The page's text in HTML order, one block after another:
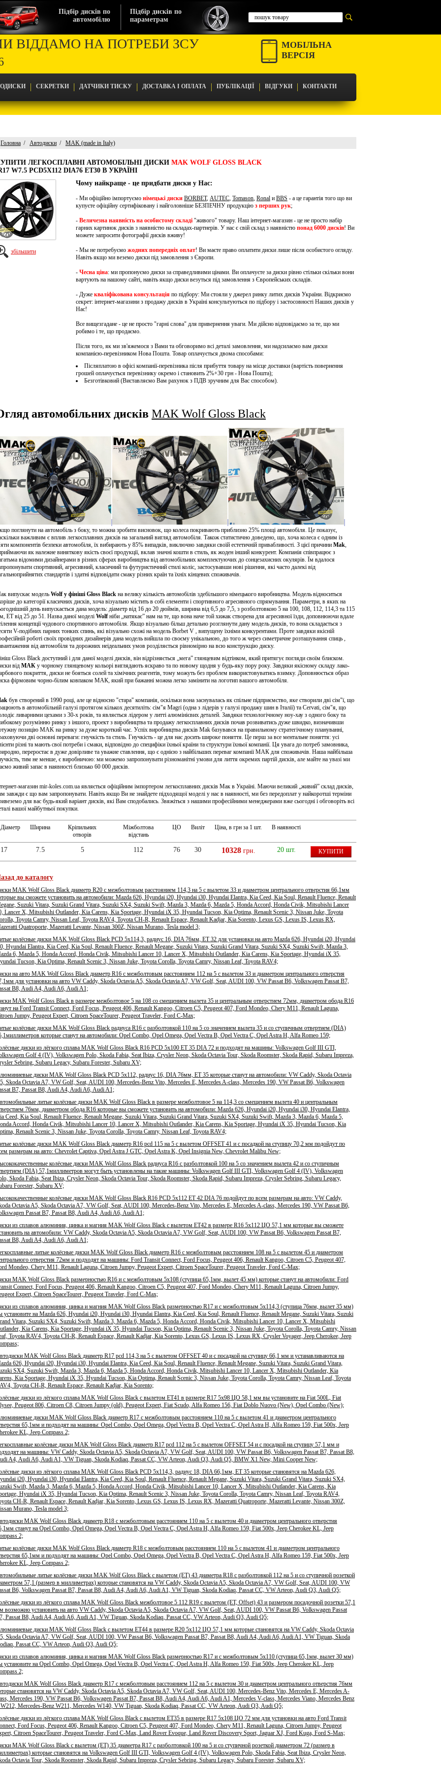
Підбір дисків по
автомобілю
Підбір дисків по
параметрам
МОБІЛЬНА
ВЕРСІЯ
ВІДДАМО НА ПОТРЕБИ ЗСУ
СЕКРЕТКИ ДАТЧИКИ ТИСКУ ДОСТАВКА І ОПЛАТА ПУБЛІКАЦІЇ ВІДГУКИ КОНТАКТИ
Головна Автодиски MAK (made in Italy)
Автодиски
MAK (made in Italy)
MAK Wolf Gloss Black
ЛЕГКОСПЛАВНІ АВТОМОБІЛЬНІ ДИСКИ MAK WOLF GLOSS BLACK
W7.5 PCD5X112 DIA76 ET30 В УКРАЇНІ
збільшити
Чому найкраще - це придбати диски у Нас:
- Ми офіційно імпортуємо німецькі диски BORBET, AUTEC, Tomason, Ronal и BBS - а це гарантія того що ви
купуєте офіційну сертифіковану і найголовніше БЕЗПЕЧНУ продукцію з перших рук;
- Величезна наявність на особистому складі "живого" товару. Наш інтернет-магазин - це не просто набір
гарних картинок дисків з наявністю на складах-партнерів. У нас є свій склад з наявністю понад 6000 дисків! Ви
можете запросити фотографії дисків вживу!
- Мы не потребуємо жодних попередніх оплат! Ви маєте право оплатити диски лише після особистого огляду.
Навіть якщо ми веземо диски під замовлення з Європи.
- Чесна ціна: ми пропонуємо диски за справедливими цінами. Ви оплачуєте за диски рівно стільки скільки вони
вартують на нашому сайті, навіть якщо диски везуться під замовлення з Європейських складів.
- Дуже кваліфікована консультація по підбору: Ми стояли у джерел ринку литих дисків України. Відкриємо
секрет: інтернет-магазини з продажу дисків в Україні консультуються по підбору і застосовності Наших дисків у
Нас!
Все вищезгадане - це не просто "гарні слова" для привернення уваги. Ми дійсно відповідаємо за те, що ми
робимо і те, що продаємо.
Після того, як ми зв'яжемося з Вами та обговоримо всі деталі замовлення, ми надсилаємо вам диски
компанією-перевізником Нова Пошта. Товар оплачується двома способами:
Післяплатою в офісі компанії-перевізника після прибуття товару на місце доставки (вартість повернення
грошей оплачується перевізнику окремо і становить 2%+30 грн - Нова Пошта);
Безготівковий (Виставляємо Вам рахунок з ПДВ зручним для Вас способом).
автомобільних дисків MAK Wolf Gloss Black
поглянути на автомобіль з боку, то можна зробити висновок, що колеса покривають приблизно 25% площі автомобіля. Це показує,
важливим є вплив легкосплавних дисків на загальний вигляд автомобіля. Також статистично доведено, що, хоча колеса є одним із
компонентів безпеки автомобіля, їх вибирають у 85% випадків, виключно завдяки своїй естетичній привабливості. З цієї причини Mak,
як належне виняткову якість своєї продукції, вклав значні кошти в стиль, як жоден інший конкурент. Компанія співпрацює з
відомими дизайнерами в різних сферах виробництва від автомобільних комплектуючих до сонцезахисних окулярів. Їм вдалося
спортивний, агресивний, класичний та футуристичний стилі коліс, застосувавши нові рішення, які часто далекі від
стандартів і здатні відповідати смаку різних країн та їхніх кінцевих споживачів.
випускає модель Wolf у фініші Gloss Black на велику кількість автомобілів здебільшого німецького виробництва. Модель відноситься
до категорії класичних дисків, хоча візуально містить в собі елементи і спортивного агресивного спрямування. Параметри, в яких на
день випускається дана модель: діаметр від 16 до 20 дюймів, ширина від 6,5 до 7,5, з розболтовкою 5 на 100, 108, 112, 114,3 та 115
ЕТ від 25 до 51. Назва даної моделі Wolfніби „натякає” нам на те, що вона наче той хижак створена для агресивної їзди, доповнюючи вдале
концепції чудового спортивного автомобіля. Якщо візуально більш детально розглянути дану модель дисків, то вона складається з
V-подібних парних тонких спинь, які візуально схожі на модель Borbet V , випущену їхніми конкурентами. Проте завдяки якісній
роботі своїх провідних дизайнерів дана модель вийшла по своєму унікальною, до того ж через симетричне розташування спиць ,
від автомобіля та дорожних неідеальних умов розділяється рівномірно на всю конструкцію диску.
Gloss Black доступний і для даної моделі дисків, він відрізняється „мега” глянцевим відтінком, який притягує погляди своїм блиском.
від МАК у чорному глянцевому кольорі виглядають яскраво та по новому щодня у будь-яку пору року. Завдяки якісному складу лако-
покриття, диски не бояться солей та хімічних реагентів, тому можуть без проблем використовуватись взимку. Доповнюється образ
фірмовим чорно-білим ковпаком МАК, який при бажанні можна легко замінити на логотип вашого автомобіля.
був створений в 1990 році, але це відносно "стара" компанія, оскільки вона заснувалась як спільне підприємство, яке створили дві сім"ї, що
в автомобільній галузі протягом кількох десятиліть: сім"я Magri (одна з лідерів у галузі продажу шин в Італії) та Cervati, сім"я, що
ливарними цехами з 30-х років, та являється лідером у литті алюмінієвих деталей. Завдяки технологічному ноу-хау з одного боку та
розумінню ринку з іншого, проект з виробництва та продажу легкосплавних дисків почав розвиватись дуже швидко, визначивши
позицію MAK на ринку за дуже короткий час. Успіх виробництва дисків Mak базувався на правильному стратегічному плануванні,
дві основні переваги: гнучкість та стиль. Гнучкість - це для нас досить широке поняття. Це перш за все ментальне поняття: усі
різні та мають свої потреби і смаки, відповідно до специфіки їхньої країни та структури їхньої компанії. Ця увага до потреб замовника,
переростає в дуже довірливе та уважне ставлення, що є однією з найбільших переваг компанії МАК для споживачів. Наша найбільша
тим не менше, є виробничою: ми можемо запропонувати різноманітні умови для лиття окремих партій дисків, але майте на увазі ми
живий запас в наявності близько 60 000 дисків.
магазин mir-koles.com.ua являється офіційним імпортером легкосплавних дисків Мак в Україні. Маючи великий „живий” склад дисків,
завжди є що вам запропонувати. Навіть якщо Ви не знайдете підходящої моделі у нас в наявності, ми без передоплат у найкоротші терміни
для вас будь-який варіант дисків, які Вам сподобались. Звяжіться з нашими професійними менеджерами вже сьогодні і обговоріть всі
вашої майбутньої покупки.
Діаметр Ширина
Кріпильних
отворів
Міжболтова
відстань
ЦО Виліт Ціна, в грн за 1 шт. В наявності
17 7.5 5 112 76 30 10328грн. 20 шт. КУПИТИ
до каталогу
MAK Wolf Gloss Black диаметр R20 с межболтовым расстоянием 114,3 на 5 с вылетом 33 и диаметром центрального отверстия 66,1мм
вы сможете установить на автомобили: Mazda 626, Hyundai i20, Hyundai i30, Hyundai Elantra, Kia Ceed, Kia Soul, Renault Fluence, Renault
Suzuki Vitara, Suzuki Grand Vitara, Suzuki SX4, Suzuki Swift, Mazda 3, Mazda 6, Mazda 5, Honda Accord, Honda Civik, Mitsubishi Lancer
Lancer X, Mitsubishi Outlander, Kia Carens, Kia Sportage, Hyundai iX 35, Hyundai Tucson, Kia Optima, Renault Scenic 3, Nissan Juke, Toyota
Toyota Camry, Nissan Leaf, Toyota RAV4, Toyota CH-R, Renault Espace, Renault Kadjar, Kia Sorento, Lexus GS, Lexus IS, Lexus RX,
Quatroporte, Mazeratti Levante, Nissan 300Z, Nissan Murano, Tesla model 3;
колёсные диски MAK Wolf Gloss Black PCD 5x114,3, радиус 16, DIA 76мм, ET 32 для установки на авто Mazda 626, Hyundai i20, Hyundai
Hyundai Elantra, Kia Ceed, Kia Soul, Renault Fluence, Renault Megane, Suzuki Vitara, Suzuki Grand Vitara, Suzuki SX4, Suzuki Swift, Mazda 3,
6, Mazda 5, Honda Accord, Honda Civik, Mitsubishi Lancer 10, Lancer X, Mitsubishi Outlander, Kia Carens, Kia Sportage, Hyundai iX 35,
Tucson, Kia Optima, Renault Scenic 3, Nissan Juke, Toyota Corolla, Toyota Camry, Nissan Leaf, Toyota RAV4;
на авто MAK Wolf Gloss Black диаметр R16 с межболтовым расстоянием 112 на 5 с вылетом 33 и диаметром центрального отверстия
для установки на авто VW Caddy, Skoda Octavia A5, Skoda Octavia A7, VW Golf, Seat, AUDI 100, VW Passat B6, Volkswagen Passat B7,
B8, Audi A4, Audi A6, Audi A1;
MAK Wolf Gloss Black в размере межболтовое 5 на 108 со смещением вылета 35 и центральным отверстием 72мм, диаметром обода R16
на Ford Transit Connect, Ford Focus, Peugeot 406, Renault Kangoo, Citroen C5, Peugeot 407, Ford Mondeo, Chery M11, Renault Laguna,
Jumpy, Peugeot Expert, Citroen SpaceTourer, Peugeot Traveler, Ford C-Max;
колёсные диски MAK Wolf Gloss Black радиуса R16 с разболтовкой 110 на 5 со значением вылета 35 и со ступичным отвертием (DIA)
которые станут на автомобили: Opel Combo, Opel Omega, Opel Vectra B, Opel Vectra C, Opel Astra H, Alfa Romeo 159;
диски из лёгкого сплава MAK Wolf Gloss Black R16 PCD 5x100 ET 35 DIA 72 и подходят на машины: Volkswagen Golf III GTI,
Golf 4 (IV), Volkswagen Polo, Skoda Fabia, Seat Ibiza, Crysler Neon, Skoda Octavia Tour, Skoda Roomster, Skoda Rapid, Subaru Impreza,
Sebring, Subaru Legacy, Subaru Forester, Subaru XV;
диски MAK Wolf Gloss Black PCD 5x112, радиус 16, DIA 76мм, ET 35 которые станут на автомобили: VW Caddy, Skoda Octavia
Skoda Octavia A7, VW Golf, Seat, AUDI 100, Mercedes-Benz Vito, Mercedes E, Mercedes A-class, Mercedes 190, VW Passat B6, Volkswagen
B7, Passat B8, Audi A4, Audi A6, Audi A1;
литые колёсные диски MAK Wolf Gloss Black в размере межболтовое 5 на 114,3 со смещением вылета 40 и центральным
76мм, диаметром обода R16 которые вы сможете установить на автомобили: Mazda 626, Hyundai i20, Hyundai i30, Hyundai Elantra,
Ceed, Kia Soul, Renault Fluence, Renault Megane, Suzuki Vitara, Suzuki Grand Vitara, Suzuki SX4, Suzuki Swift, Mazda 3, Mazda 6, Mazda 5,
Accord, Honda Civik, Mitsubishi Lancer 10, Lancer X, Mitsubishi Outlander, Kia Carens, Kia Sportage, Hyundai iX 35, Hyundai Tucson, Kia
Renault Scenic 3, Nissan Juke, Toyota Corolla, Toyota Camry, Nissan Leaf, Toyota RAV4;
колёсные диски MAK Wolf Gloss Black диаметр R16 pcd 115 на 5 с вылетом OFFSET 41 и с посадкой на ступицу 70,2 мм подойдут по
размерам на авто: Chevrolet Captiva, Opel Astra J GTC, Opel Astra K, Opel Insignia New, Chevrolet Malibu New;
колёсные диски MAK Wolf Gloss Black радиуса R16 с разболтовкой 100 на 5 со значением вылета 42 и со ступичным
(DIA) 57,1миллиметров могут быть установлены на такие машины: Volkswagen Golf III GTI, Volkswagen Golf 4 (IV), Volkswagen
Skoda Fabia, Seat Ibiza, Crysler Neon, Skoda Octavia Tour, Skoda Roomster, Skoda Rapid, Subaru Impreza, Crysler Sebring, Subaru Legacy,
Forester, Subaru XV;
колёсные диски MAK Wolf Gloss Black R16 PCD 5x112 ET 42 DIA 76 подойдут по всем размерам на авто: VW Caddy,
Octavia A5, Skoda Octavia A7, VW Golf, Seat, AUDI 100, Mercedes-Benz Vito, Mercedes E, Mercedes A-class, Mercedes 190, VW Passat B6,
Passat B7, Passat B8, Audi A4, Audi A6, Audi A1;
из сплавов алюминия, цинка и магния MAK Wolf Gloss Black с вылетом ЕТ42 в размере R16 5x112 ЦО 57,1 мм которые вы сможете
на автомобили: VW Caddy, Skoda Octavia A5, Skoda Octavia A7, VW Golf, Seat, AUDI 100, VW Passat B6, Volkswagen Passat B7,
B8, Audi A4, Audi A6, Audi A1;
литые колёсные диски MAK Wolf Gloss Black диаметр R16 с межболтовым расстоянием 108 на 5 с вылетом 45 и диаметром
отверстия 72мм и подходят на машины: Ford Transit Connect, Ford Focus, Peugeot 406, Renault Kangoo, Citroen C5, Peugeot 407,
Mondeo, Chery M11, Renault Laguna, Citroen Jumpy, Peugeot Expert, Citroen SpaceTourer, Peugeot Traveler, Ford C-Max;
MAK Wolf Gloss Black размерностью R16 и с межболтовым 5x108 (ступица 65,1мм, вылет 45 мм) которые станут на автомобили: Ford
Connect, Ford Focus, Peugeot 406, Renault Kangoo, Citroen C5, Peugeot 407, Ford Mondeo, Chery M11, Renault Laguna, Citroen Jumpy,
Expert, Citroen SpaceTourer, Peugeot Traveler, Ford C-Max;
из сплавов алюминия, цинка и магния MAK Wolf Gloss Black размерностью R17 и с межболтовым 5x114,3 (ступица 76мм, вылет 35 мм)
установите на Mazda 626, Hyundai i20, Hyundai i30, Hyundai Elantra, Kia Ceed, Kia Soul, Renault Fluence, Renault Megane, Suzuki Vitara, Suzuki
Vitara, Suzuki SX4, Suzuki Swift, Mazda 3, Mazda 6, Mazda 5, Honda Accord, Honda Civik, Mitsubishi Lancer 10, Lancer X, Mitsubishi
Kia Carens, Kia Sportage, Hyundai iX 35, Hyundai Tucson, Kia Optima, Renault Scenic 3, Nissan Juke, Toyota Corolla, Toyota Camry, Nissan
Toyota RAV4, Toyota CH-R, Renault Espace, Renault Kadjar, Kia Sorento, Lexus GS, Lexus IS, Lexus RX, Crysler Voyager, Jeep Cherokee, Jeep
MAK Wolf Gloss Black диаметр R17 pcd 114,3 на 5 с вылетом OFFSET 40 и с посадкой на ступицу 66,1 мм и устанавливаются на
626, Hyundai i20, Hyundai i30, Hyundai Elantra, Kia Ceed, Kia Soul, Renault Fluence, Renault Megane, Suzuki Vitara, Suzuki Grand Vitara,
SX4, Suzuki Swift, Mazda 3, Mazda 6, Mazda 5, Honda Accord, Honda Civik, Mitsubishi Lancer 10, Lancer X, Mitsubishi Outlander, Kia
Kia Sportage, Hyundai iX 35, Hyundai Tucson, Kia Optima, Renault Scenic 3, Nissan Juke, Toyota Corolla, Toyota Camry, Nissan Leaf, Toyota
Toyota CH-R, Renault Espace, Renault Kadjar, Kia Sorento;
диски из лёгкого сплава MAK Wolf Gloss Black с вылетом ЕТ41 в размере R17 5x98 ЦО 58,1 мм вы установите на Fiat 500L, Fiat
Peugeot 806, Citroen C8, Citroen Jumpy (old), Peugeot Expert, Fiat Scudo, Alfa Romeo 156, Fiat Doblo Nuovo (New), Opel Combo (New);
диски MAK Wolf Gloss Black диаметр R17 с межболтовым расстоянием 110 на 5 с вылетом 41 и диаметром центрального
65,1мм и подходят на машины: Opel Combo, Opel Omega, Opel Vectra B, Opel Vectra C, Opel Astra H, Alfa Romeo 159, Fiat 500x, Jeep
KL, Jeep Compass 2;
колёсные диски MAK Wolf Gloss Black диаметр R17 pcd 112 на 5 с вылетом OFFSET 54 и с посадкой на ступицу 57,1 мм и
на машины: VW Caddy, Skoda Octavia A5, Skoda Octavia A7, VW Golf, Seat, AUDI 100, VW Passat B6, Volkswagen Passat B7, Passat B8,
A4, Audi A6, Audi A1, VW Tiguan, Skoda Kodiaq, Passat CC, VW Arteon, Audi Q3, Audi Q5, BMW X1 New, Mini Cooper New;
диски из лёгкого сплава MAK Wolf Gloss Black PCD 5x114,3, радиус 18, DIA 66,1мм, ET 35 которые становятся на Mazda 626,
i20, Hyundai i30, Hyundai Elantra, Kia Ceed, Kia Soul, Renault Fluence, Renault Megane, Suzuki Vitara, Suzuki Grand Vitara, Suzuki SX4,
Swift, Mazda 3, Mazda 6, Mazda 5, Honda Accord, Honda Civik, Mitsubishi Lancer 10, Lancer X, Mitsubishi Outlander, Kia Carens, Kia
Hyundai iX 35, Hyundai Tucson, Kia Optima, Renault Scenic 3, Nissan Juke, Toyota Corolla, Toyota Camry, Nissan Leaf, Toyota RAV4,
CH-R, Renault Espace, Renault Kadjar, Kia Sorento, Lexus GS, Lexus IS, Lexus RX, Mazeratti Quatroporte, Mazeratti Levante, Nissan 300Z,
Murano, Tesla model 3;
MAK Wolf Gloss Black диаметр R18 с межболтовым расстоянием 110 на 5 с вылетом 40 и диаметром центрального отверстия
станут на Opel Combo, Opel Omega, Opel Vectra B, Opel Vectra C, Opel Astra H, Alfa Romeo 159, Fiat 500x, Jeep Cherokee KL, Jeep
2;
колёсные диски MAK Wolf Gloss Black диаметр R18 с межболтовым расстоянием 110 на 5 с вылетом 41 и диаметром центрального
65,1мм и подходят на машины: Opel Combo, Opel Omega, Opel Vectra B, Opel Vectra C, Opel Astra H, Alfa Romeo 159, Fiat 500x, Jeep
KL, Jeep Compass 2;
литые колёсные диски MAK Wolf Gloss Black с вылетом (ET) 43 диаметра R18 с разболтовкой 112 на 5 и со ступичной розеткой
57,1 (размер в миллиметрах) которые становятся на VW Caddy, Skoda Octavia A5, Skoda Octavia A7, VW Golf, Seat, AUDI 100, VW
B6, Volkswagen Passat B7, Passat B8, Audi A4, Audi A6, Audi A1, VW Tiguan, Skoda Kodiaq, Passat CC, VW Arteon, Audi Q3, Audi Q5;
диски из лёгкого сплава MAK Wolf Gloss Black межболтовое 5 112 R19 с вылетом (ET, Offset) 43 и размером посадочной розетки 57,1
возможно установить на авто VW Caddy, Skoda Octavia A5, Skoda Octavia A7, VW Golf, Seat, AUDI 100, VW Passat B6, Volkswagen Passat
Passat B8, Audi A4, Audi A6, Audi A1, VW Tiguan, Skoda Kodiaq, Passat CC, VW Arteon, Audi Q3, Audi Q5;
диски MAK Wolf Gloss Black с вылетом ЕТ44 в размере R20 5x112 ЦО 57,1 мм которые становятся на VW Caddy, Skoda Octavia
Skoda Octavia A7, VW Golf, Seat, AUDI 100, VW Passat B6, Volkswagen Passat B7, Passat B8, Audi A4, Audi A6, Audi A1, VW Tiguan, Skoda
Passat CC, VW Arteon, Audi Q3, Audi Q5;
из сплавов алюминия, цинка и магния MAK Wolf Gloss Black размерностью R17 и с межболтовым 5x110 (ступица 65,1мм, вылет 30 мм)
установите на Opel Combo, Opel Omega, Opel Vectra B, Opel Vectra C, Opel Astra H, Alfa Romeo 159, Fiat 500x, Jeep Cherokee KL, Jeep
2;
MAK Wolf Gloss Black диаметр R17 с межболтовым расстоянием 112 на 5 с вылетом 30 и диаметром центрального отверстия 76мм
становятся на VW Caddy, Skoda Octavia A5, Skoda Octavia A7, VW Golf, Seat, AUDI 100, Mercedes-Benz Vito, Mercedes E, Mercedes A-
Mercedes 190, VW Passat B6, Volkswagen Passat B7, Passat B8, Audi A4, Audi A6, Audi A1, Mercedes V-class, Mercedes Viano, Mercedes Benz
Mercedes-Benz W211, Mercedes W140, VW Tiguan, Skoda Kodiaq, Passat CC, VW Arteon, Audi Q3, Audi Q5;
диски из лёгкого сплава MAK Wolf Gloss Black с вылетом ЕТ35 в размере R17 5x108 ЦО 72 мм для установки на авто Ford Transit
Ford Focus, Peugeot 406, Renault Kangoo, Citroen C5, Peugeot 407, Ford Mondeo, Chery M11, Renault Laguna, Citroen Jumpy, Peugeot
Citroen SpaceTourer, Peugeot Traveler, Ford C-Max, Land Rover Evoque, Land Rover Discovery Sport, Jaguar XJ, Ford Kuga, Ford S-Max;
MAK Wolf Gloss Black с вылетом (ET) 35 диаметра R17 с разболтовкой 100 на 5 и со ступичной розеткой диаметром 72 (размер в
которые становятся на Volkswagen Golf III GTI, Volkswagen Golf 4 (IV), Volkswagen Polo, Skoda Fabia, Seat Ibiza, Crysler Neon,
Octavia Tour, Skoda Roomster, Skoda Rapid, Subaru Impreza, Crysler Sebring, Subaru Legacy, Subaru Forester, Subaru XV;